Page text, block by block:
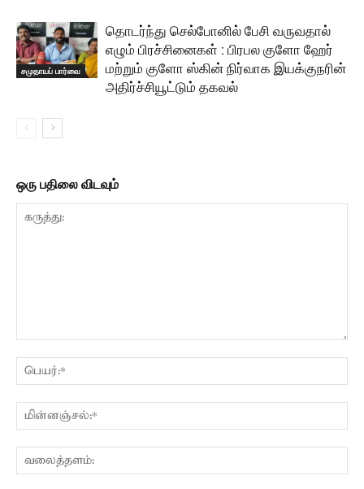
சமுதாயப் பார்வை
தொடர்ந்து செல்போனில் பேசி வருவதால்
எழும் பிரச்சினைகள் : பிரபல குளோ ஹேர்
மற்றும் குளோ ஸ்கின் நிர்வாக இயக்குநரின்
அதிர்ச்சியூட்டும் தகவல்
ஒரு பதிலை விடவும்